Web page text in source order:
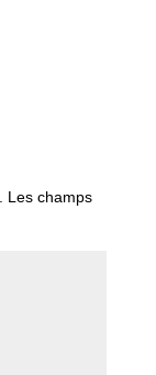
Les champs